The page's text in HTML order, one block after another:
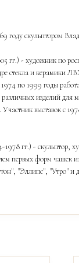
году скульптором
гг.) - художник по
стекла и
по 1999 годы
изделий для
выставок с
гг.) - скульптор,
первых форм чашек
"Эллипс", "Утро" и